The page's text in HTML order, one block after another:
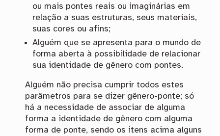
ou mais pontes reais ou imaginárias em
relação a suas estruturas, seus materiais,
suas cores ou afins;
Alguém que se apresenta para o mundo de
forma aberta à possibilidade de relacionar
sua identidade de gênero com pontes.
Alguém não precisa cumprir todos estes
parâmetros para se dizer gênero-ponte; só
há a necessidade de associar de alguma
forma a identidade de gênero com alguma
forma de ponte, sendo os itens acima alguns